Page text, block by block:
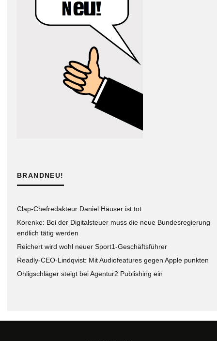
BRANDNEU!
Clap-Chefredakteur Daniel Häuser ist tot
Korenke: Bei der Digitalsteuer muss die neue Bundesregierung
endlich tätig werden
Reichert wird wohl neuer Sport1-Geschäftsführer
Readly-CEO-Lindqvist: Mit Audiofeatures gegen Apple punkten
Ohligschläger steigt bei Agentur2 Publishing ein